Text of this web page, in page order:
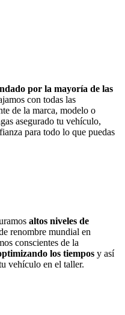
por la mayoría de las
con todas las
de la marca, modelo o
asegurado tu vehículo,
para todo lo que puedas
altos niveles de
renombre mundial en
conscientes de la
los tiempos y así
vehículo en el taller.